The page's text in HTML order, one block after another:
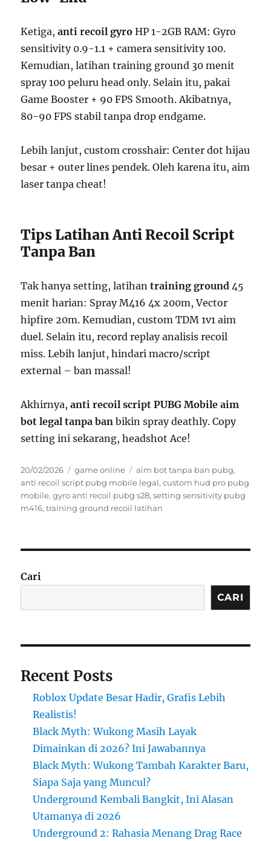
Ketiga,anti recoil gyro HP 1-2GB RAM: Gyro
sensitivity 0.9-1.1 + camera sensitivity 100.
Kemudian, latihan training ground 30 menit
spray 100 peluru head only. Selain itu, pakai
Game Booster + 90 FPS Smooth. Akibatnya,
80-90 FPS stabil tanpa drop endgame.
Lebih lanjut, custom crosshair: Center dot hijau
besar + outer lines pendek. Oleh karena itu, aim
laser tanpa cheat!
Tips Latihan Anti Recoil Script
Tanpa Ban
Tak hanya setting, latihantraining ground 45
menit harian: Spray M416 4x 200m, Vector
hipfire 20m. Kemudian, custom TDM 1v1 aim
duel. Selain itu, record replay analisis recoil
miss. Lebih lanjut, hindari macro/script
external – ban massal!
Akhirnya,anti recoil script PUBG Mobile aim
bot legal tanpa ban bikin spray deathly. Copy
setting ini sekarang, headshot Ace!
Posted
on
20/02/2026 Categories
game online Tags
aim bot tanpa ban pubg,
anti recoil script pubg mobile legal,custom hud pro pubg
mobile,gyro anti recoil pubg s28,setting sensitivity pubg
m416,training ground recoil latihan
Cari
CARI
Recent Posts
Roblox Update Besar Hadir, Grafis Lebih
Realistis!
Black Myth: Wukong Masih Layak
Dimainkan di 2026? Ini Jawabannya
Black Myth: Wukong Tambah Karakter Baru,
Siapa Saja yang Muncul?
Underground Kembali Bangkit, Ini Alasan
Utamanya di 2026
Underground 2: Rahasia Menang Drag Race